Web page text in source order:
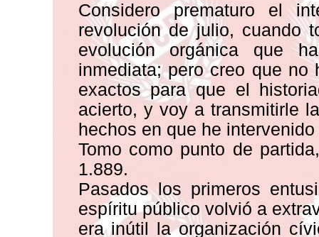
Considero prematuro el
revolución de julio, cuando
evolución orgánica que
inmediata; pero creo que no
exactos para que el
acierto, y voy a transmitirle
hechos en que he
Tomo como punto de
1.889.
Pasados los primeros
espíritu público volvió a
era inútil la organización